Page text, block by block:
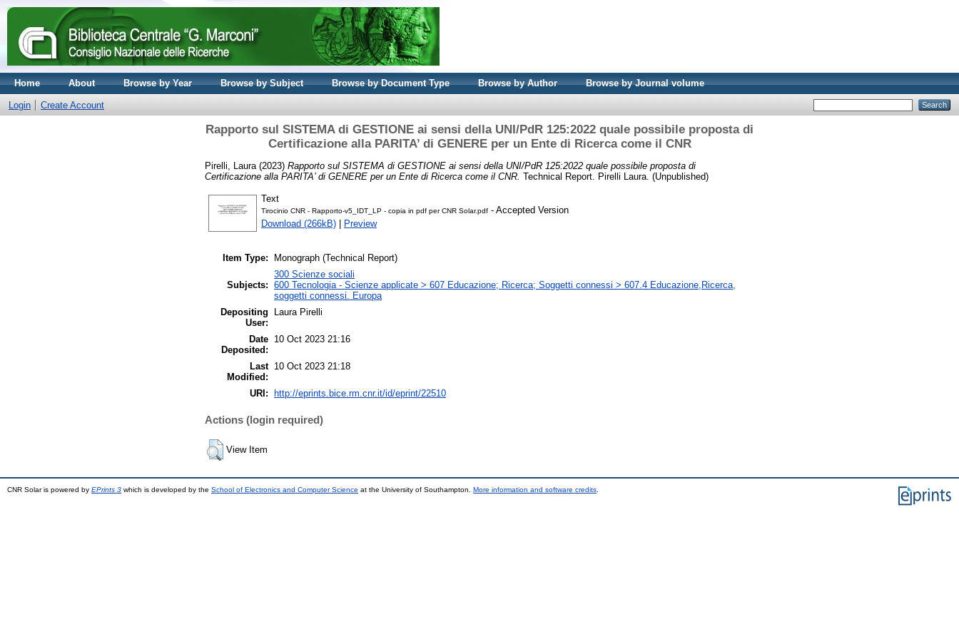
Home About Browse by Year Browse by Subject Browse by Document Type Browse by Author Browse by Journal volume
Login Create Account
Rapporto sul SISTEMA di GESTIONE ai sensi della UNI/PdR 125:2022 quale possibile proposta di
Certificazione alla PARITA’ di GENERE per un Ente di Ricerca come il CNR
Pirelli, Laura (2023) Rapporto sul SISTEMA di GESTIONE ai sensi della UNI/PdR 125:2022 quale possibile proposta di
Certificazione alla PARITA’ di GENERE per un Ente di Ricerca come il CNR. Technical Report. Pirelli Laura. (Unpublished)
Text
Tirocinio CNR - Rapporto-v5_IDT_LP - copia in pdf per CNR Solar.pdf - Accepted Version
Download (266kB) | Preview
Item Type: Monograph (Technical Report)
Subjects:
300 Scienze sociali
600 Tecnologia - Scienze applicate > 607 Educazione; Ricerca; Soggetti connessi > 607.4 Educazione,Ricerca,
soggetti connessi. Europa
Depositing
User:
Laura Pirelli
Date
Deposited:
10 Oct 2023 21:16
Last
Modified:
10 Oct 2023 21:18
URI: http://eprints.bice.rm.cnr.it/id/eprint/22510
Actions (login required)
View Item
CNR Solar is powered by EPrints 3 which is developed by the School of Electronics and Computer Science at the University of Southampton. More information and software credits